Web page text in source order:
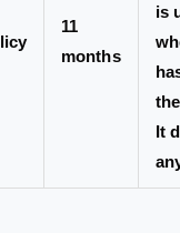
11
months
is
It